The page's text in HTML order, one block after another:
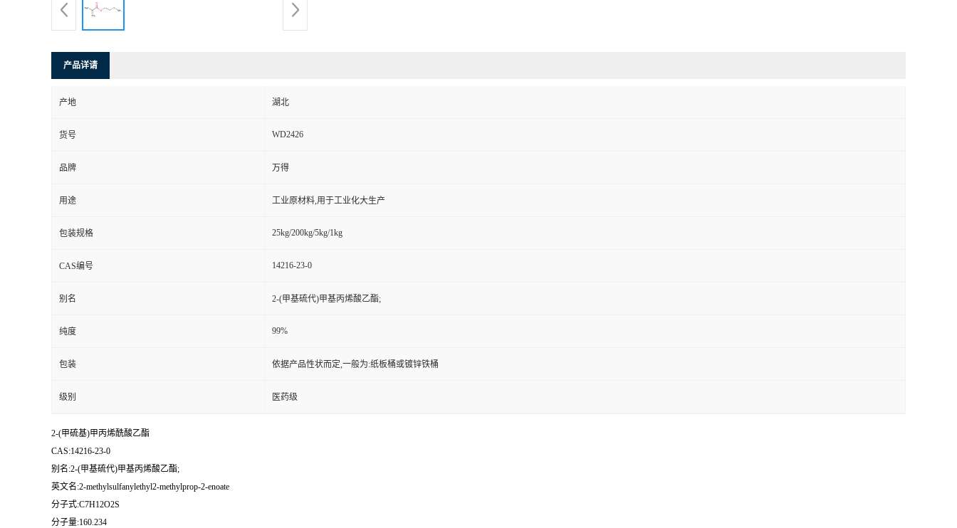
产品详请
产地 湖北
货号 WD2426
品牌 万得
用途 工业原材料,用于工业化大生产
包装规格 25kg/200kg/5kg/1kg
CAS编号 14216-23-0
别名 2-(甲基硫代)甲基丙烯酸乙酯;
纯度 99%
包装 依据产品性状而定,一般为:纸板桶或镀锌铁桶
级别 医药级
2-(甲硫基)甲丙烯酰酸乙酯
CAS:14216-23-0
别名:2-(甲基硫代)甲基丙烯酸乙酯;
英文名:2-methylsulfanylethyl2-methylprop-2-enoate
分子式:C7H12O2S
分子量:160.234